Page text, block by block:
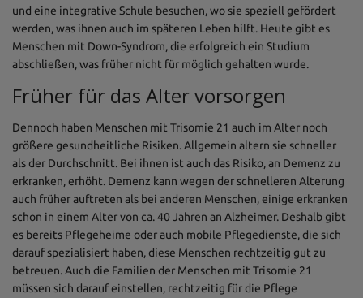
und eine integrative Schule besuchen, wo sie speziell gefördert
werden, was ihnen auch im späteren Leben hilft. Heute gibt es
Menschen mit Down-Syndrom, die erfolgreich ein Studium
abschließen, was früher nicht für möglich gehalten wurde.
Früher für das Alter vorsorgen
Dennoch haben Menschen mit Trisomie 21 auch im Alter noch
größere gesundheitliche Risiken. Allgemein altern sie schneller
als der Durchschnitt. Bei ihnen ist auch das Risiko, an Demenz zu
erkranken, erhöht. Demenz kann wegen der schnelleren Alterung
auch früher auftreten als bei anderen Menschen, einige erkranken
schon in einem Alter von ca. 40 Jahren an Alzheimer. Deshalb gibt
es bereits Pflegeheime oder auch mobile Pflegedienste, die sich
darauf spezialisiert haben, diese Menschen rechtzeitig gut zu
betreuen. Auch die Familien der Menschen mit Trisomie 21
müssen sich darauf einstellen, rechtzeitig für die Pflege